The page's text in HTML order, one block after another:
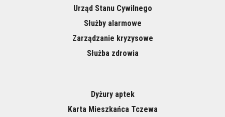
Urząd Stanu Cywilnego
Służby alarmowe
Zarządzanie kryzysowe
Służba zdrowia
Dyżury aptek
Karta Mieszkańca Tczewa